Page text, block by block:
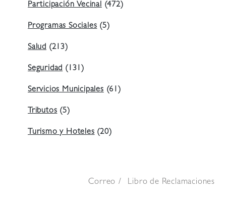
Participación Vecinal (472)
Programas Sociales (5)
Salud (213)
Seguridad (131)
Servicios Municipales (61)
Tributos (5)
Turismo y Hoteles (20)
Correo Libro de Reclamaciones